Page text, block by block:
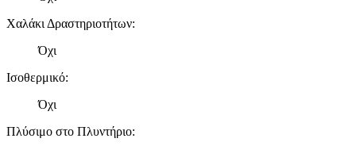
Χαλάκι Δραστηριοτήτων:
Όχι
Ισοθερμικό:
Όχι
Πλύσιμο στο Πλυντήριο: